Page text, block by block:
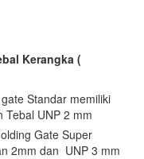
Kerangka (
Standar memiliki
Tebal UNP 2 mm
Gate Super
2mm dan UNP 3 mm